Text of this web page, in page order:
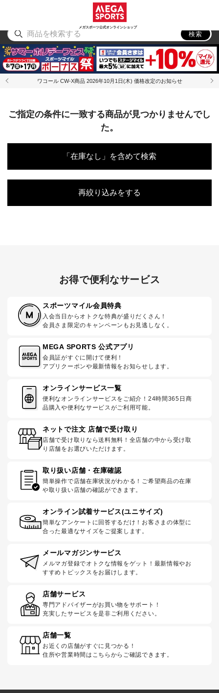
メガスポーツ公式オンラインショップ
アウトドア
検索
ワコール CW-X商品 2026年10月1日(木) 価格改定のお知らせ
ご指定の条件に一致する商品が見つかりませんでし
た。
「在庫なし」を含めて検索
再絞り込みをする
お得で便利なサービス
スポーツマイル会員特典
入会当日からオトクな特典が盛りだくさん！
会員さま限定のキャンペーンもお見逃しなく。
MEGA SPORTS 公式アプリ
会員証がすぐに開けて便利！
アプリクーポンや最新情報をお知らせします。
オンラインサービス一覧
便利なオンラインサービスをご紹介！24時間365日商
品購入や便利なサービスがご利用可能。
ネットで注文 店舗で受け取り
店舗で受け取りなら送料無料！全店舗の中から受け取
り店舗をお選びいただけます。
取り扱い店舗・在庫確認
簡単操作で店舗在庫状況がわかる！ご希望商品の在庫
や取り扱い店舗の確認ができます。
オンライン試着サービス(ユニサイズ)
簡単なアンケートに回答するだけ！お客さまの体型に
合った最適なサイズをご提案します。
メールマガジンサービス
メルマガ登録でオトクな情報をゲット！最新情報やお
すすめトピックスをお届けします。
店舗サービス
専門アドバイザーがお買い物をサポート！
充実したサービスを是非ご利用ください。
店舗一覧
お近くの店舗がすぐに見つかる！
住所や営業時間はこちらからご確認できます。